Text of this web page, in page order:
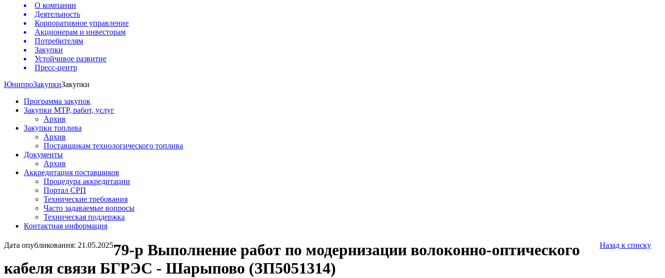
О компании
Деятельность
Корпоративное управление
Акционерам и инвесторам
Потребителям
Закупки
Устойчивое развитие
Пресс-центр
ЮнипроЗакупкиЗакупки
Программа закупок
Закупки МТР, работ, услуг
Архив
Закупки топлива
Архив
Поставщикам технологического топлива
Документы
Архив
Аккредитация поставщиков
Процедура аккредитации
Портал СРП
Технические требования
Часто задаваемые вопросы
Техническая поддержка
Контактная информация
Дата опубликования: 21.05.2025 Назад к списку
79-р Выполнение работ по модернизации волоконно-оптического
кабеля связи БГРЭС - Шарыпово (ЗП5051314)